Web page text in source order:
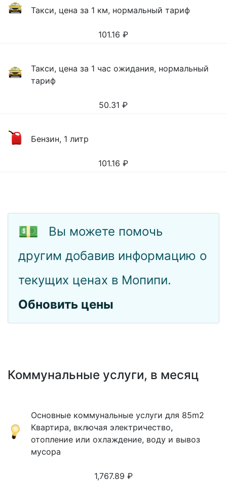
Такси, цена за 1 км, нормальный тариф
101.16 ₽
Такси, цена за 1 час ожидания, нормальный
тариф
50.31 ₽
Бензин, 1 литр
101.16 ₽
💵
Вы можете помочь
другим добавив информацию о
текущих ценах в Мопипи.
Обновить цены
Коммунальные услуги, в месяц
Основные коммунальные услуги для 85m2
Квартира, включая электричество,
отопление или охлаждение, воду и вывоз
мусора
1,767.89 ₽